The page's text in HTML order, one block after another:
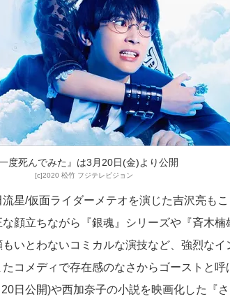
一度死んでみた』は3月20日(金)より公開
[c]2020 松竹 フジテレビジョン
星/仮面ライダーメテオを演じた吉沢亮も
顔立ちながら『銀魂』シリーズや『斉木
いとわないコミカルな演技など、強烈なイ
コメディで存在感のなさからゴーストと呼
20日公開)や西加奈子の小説を映画化した『